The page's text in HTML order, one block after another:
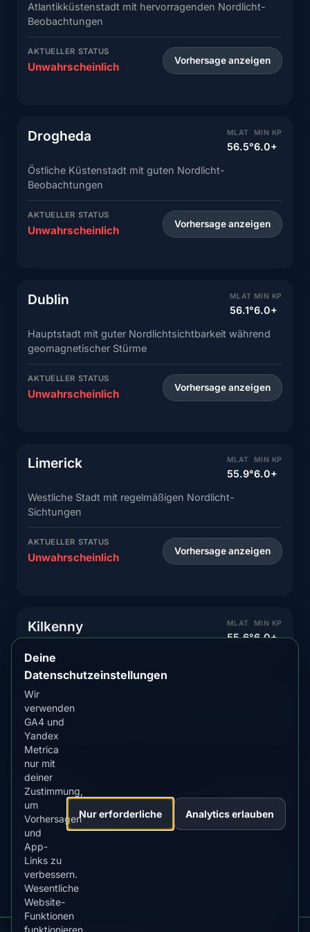
Atlantikküstenstadt mit hervorragenden Nordlicht-
Beobachtungen
AKTUELLER STATUS
Unwahrscheinlich Vorhersage anzeigen
Drogheda MLAT
56.5°
MIN KP
6.0+
Östliche Küstenstadt mit guten Nordlicht-
Beobachtungen
AKTUELLER STATUS
Unwahrscheinlich Vorhersage anzeigen
Dublin MLAT
56.1°
MIN KP
6.0+
Hauptstadt mit guter Nordlichtsichtbarkeit während
geomagnetischer Stürme
AKTUELLER STATUS
Unwahrscheinlich Vorhersage anzeigen
Limerick MLAT
55.9°
MIN KP
6.0+
Westliche Stadt mit regelmäßigen Nordlicht-
Sichtungen
AKTUELLER STATUS
Unwahrscheinlich Vorhersage anzeigen
Kilkenny MLAT
55.6°
MIN KP
6.0+
Mittelalterliche Stadt mit moderatem Nordlicht-
Potenzial
AKTUELLER STATUS
Unwahrscheinlich
Tralee
55.6°6.0+
Südwestliche Küstenstadt mit gutem Nordlicht-
Potenzial
AKTUELLER STATUS
Unwahrscheinlich
Deine
Datenschutzeinstellungen
Wir
verwenden
GA4 und
Yandex
Metrica
nur mit
deiner
Zustimmung,
um
Vorhersagen
und
App-
Links zu
verbessern.
Wesentliche
Website-
Funktionen
funktionieren
Nur erforderliche Analytics erlauben